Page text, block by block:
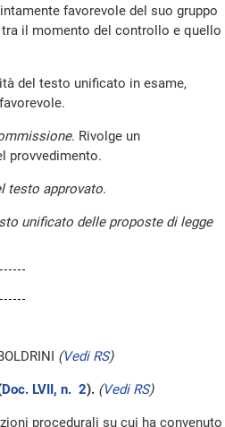
favorevole del suo gruppo
il momento del controllo e quello
del testo unificato in esame,
. Rivolge un
provvedimento.
testo approvato.
unificato delle proposte di legge
(Vedi RS)
Doc. LVII, n. 2). (Vedi RS)
procedurali su cui ha convenuto